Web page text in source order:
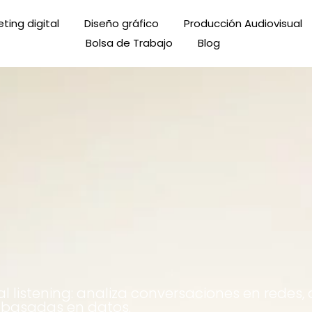
digital Diseño gráfico Producción Audiovisual
Bolsa de Trabajo
Blog
analiza conversaciones en redes,
en datos.